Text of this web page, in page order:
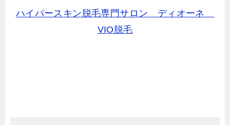
ハイパースキン脱毛専門サロン ディオーネ
VIO脱毛